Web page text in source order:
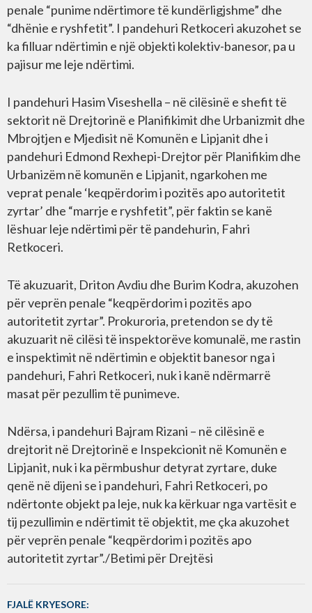
penale “punime ndërtimore të kundërligjshme” dhe
“dhënie e ryshfetit”. I pandehuri Retkoceri akuzohet se
ka filluar ndërtimin e një objekti kolektiv-banesor, pa u
pajisur me leje ndërtimi.
I pandehuri Hasim Viseshella – në cilësinë e shefit të
sektorit në Drejtorinë e Planifikimit dhe Urbanizmit dhe
Mbrojtjen e Mjedisit në Komunën e Lipjanit dhe i
pandehuri Edmond Rexhepi-Drejtor për Planifikim dhe
Urbanizëm në komunën e Lipjanit, ngarkohen me
veprat penale ‘keqpërdorim i pozitës apo autoritetit
zyrtar’ dhe “marrje e ryshfetit”, për faktin se kanë
lëshuar leje ndërtimi për të pandehurin, Fahri
Retkoceri.
Të akuzuarit, Driton Avdiu dhe Burim Kodra, akuzohen
për veprën penale “keqpërdorim i pozitës apo
autoritetit zyrtar”. Prokuroria, pretendon se dy të
akuzuarit në cilësi të inspektorëve komunalë, me rastin
e inspektimit në ndërtimin e objektit banesor nga i
pandehuri, Fahri Retkoceri, nuk i kanë ndërmarrë
masat për pezullim të punimeve.
Ndërsa, i pandehuri Bajram Rizani – në cilësinë e
drejtorit në Drejtorinë e Inspekcionit në Komunën e
Lipjanit, nuk i ka përmbushur detyrat zyrtare, duke
qenë në dijeni se i pandehuri, Fahri Retkoceri, po
ndërtonte objekt pa leje, nuk ka kërkuar nga vartësit e
tij pezullimin e ndërtimit të objektit, me çka akuzohet
për veprën penale “keqpërdorim i pozitës apo
autoritetit zyrtar”./Betimi për Drejtësi
FJALË KRYESORE: